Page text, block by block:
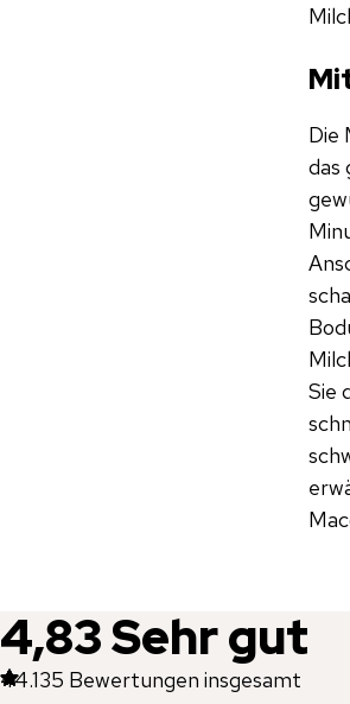
Die
das
Sie
4,83Sehr gut
44.135 Bewertungen insgesamt